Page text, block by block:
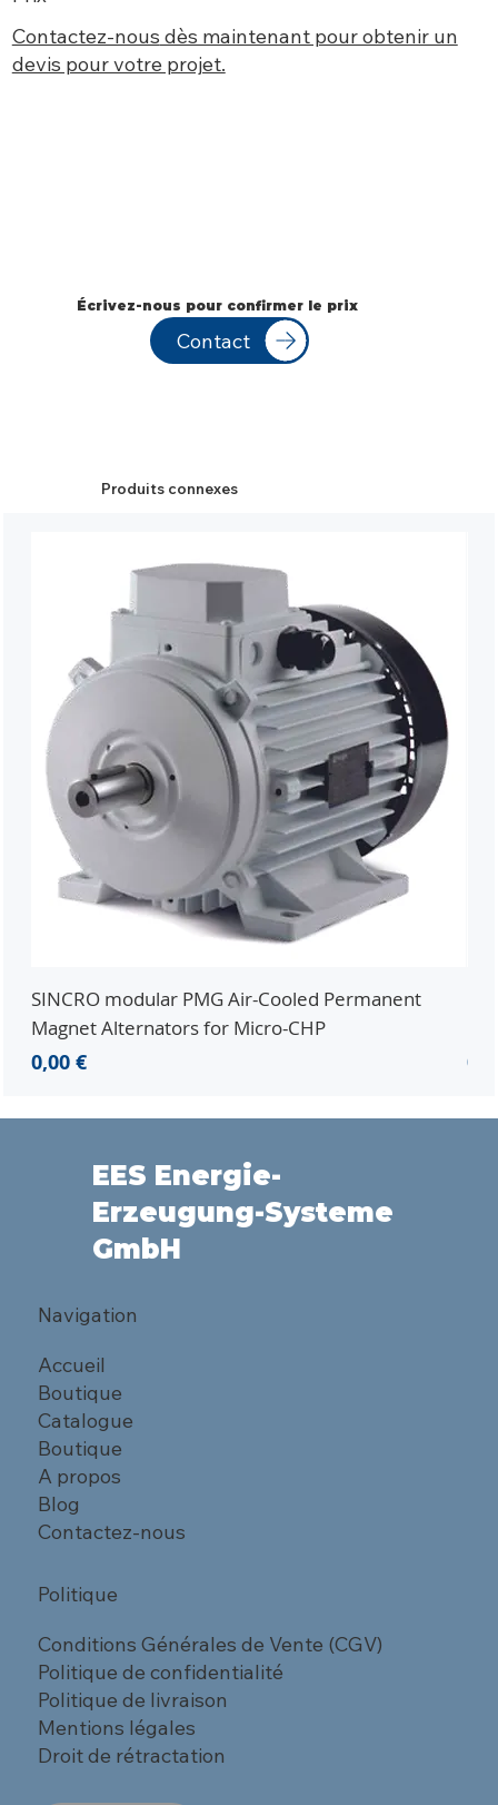
Contactez-nous dès maintenant pour obtenir un
devis pour votre projet.
Écrivez-nous pour confirmer le prix
Contact
Produits connexes
SINCRO modular PMG Air-Cooled Permanent
Magnet Alternators for Micro-CHP
Prix
0,00 €
EES Energie-
Erzeugung-Systeme
GmbH
Navigation
Accueil
Boutique
Catalogue
Boutique
A propos
Blog
Contactez-nous
Politique
Conditions Générales de Vente (CGV)
Politique de confidentialité
Politique de livraison
Mentions légales
Droit de rétractation